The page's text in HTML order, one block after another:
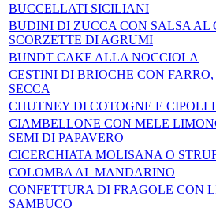
BUCCELLATI SICILIANI
BUDINI DI ZUCCA CON SALSA AL
SCORZETTE DI AGRUMI
BUNDT CAKE ALLA NOCCIOLA
CESTINI DI BRIOCHE CON
SECCA
CHUTNEY DI COTOGNE E
CIAMBELLONE CON MELE
SEMI DI PAPAVERO
CICERCHIATA MOLISANA O
COLOMBA AL MANDARINO
CONFETTURA DI FRAGOLE CON
SAMBUCO